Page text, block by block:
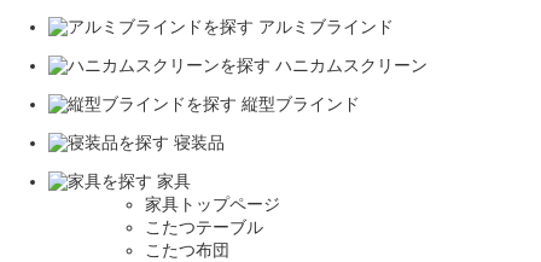
アルミブラインド
ハニカムスクリーン
縦型ブラインド
寝装品
家具
家具トップページ
こたつテーブル
こたつ布団